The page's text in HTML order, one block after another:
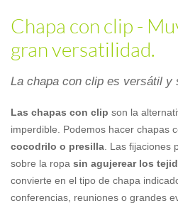
Chapa con clip -
gran versatilidad.
La chapa con clip es versátil y
Las chapas con clip son la
imperdible. Podemos hacer chapas
cocodrilo o presilla . Las fijaciones
sobre la ropa sin agujerear los
convierte en el tipo de chapa
conferencias, reuniones o grandes